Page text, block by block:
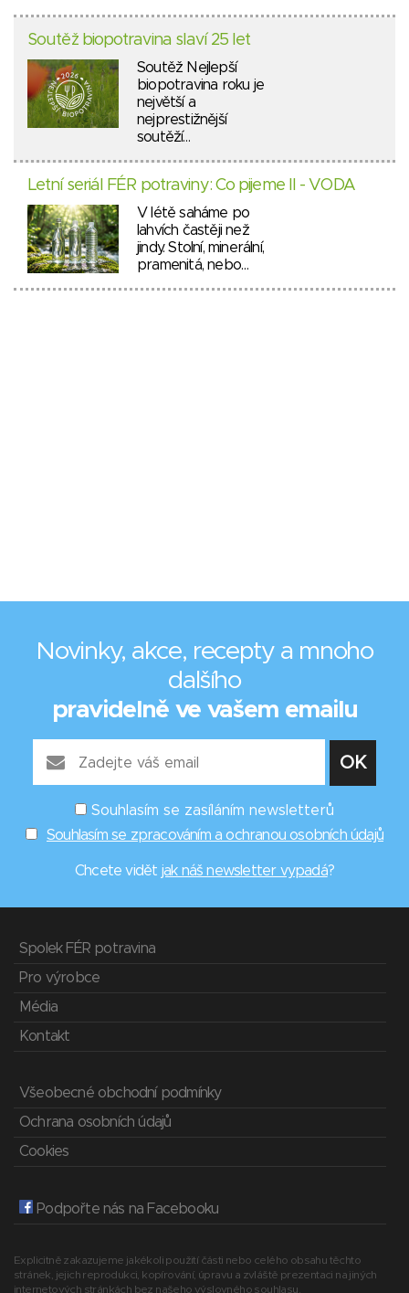
Soutěž biopotravina slaví 25 let
Soutěž Nejlepší
biopotravina roku je
největší a
nejprestižnější
soutěží…
Letní seriál FÉR potraviny: Co pijeme II - VODA
V létě saháme po
lahvích častěji než
jindy. Stolní, minerální,
pramenitá, nebo…
Novinky, akce, recepty a mnoho
dalšího
pravidelně ve vašem emailu
Souhlasím se zasíláním newsletterů
Souhlasím se zpracováním a ochranou osobních údajů
Chcete vidět jak náš newsletter vypadá?
Spolek FÉR potravina
Pro výrobce
Média
Kontakt
Všeobecné obchodní podmínky
Ochrana osobních údajů
Cookies
Podpořte nás na Facebooku
Explicitně zakazujeme jakékoli použití části nebo celého obsahu těchto
stránek, jejich reprodukci, kopírování, úpravu a zvláště prezentaci na jiných
internetových stránkách bez našeho výslovného souhlasu.